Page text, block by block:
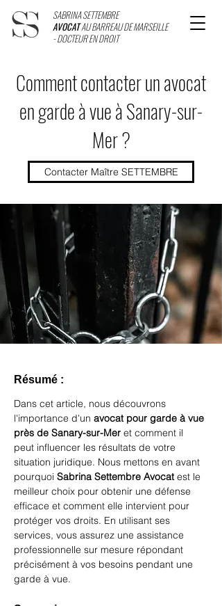
SABRINA SETTEMBRE
AVOCATAU BARREAU DE MARSEILLE
- DOCTEUR EN DROIT
Comment contacter un avocat
en garde à vue à Sanary-sur-
Mer ?
Contacter Maître SETTEMBRE
Résumé :
Dans cet article, nous découvrons
l'importance d'un avocat pour garde à vue
près de Sanary-sur-Mer et comment il
peut influencer les résultats de votre
situation juridique. Nous mettons en avant
pourquoi Sabrina Settembre Avocat est le
meilleur choix pour obtenir une défense
efficace et comment elle intervient pour
protéger vos droits. En utilisant ses
services, vous assurez une assistance
professionnelle sur mesure répondant
précisément à vos besoins pendant une
garde à vue.